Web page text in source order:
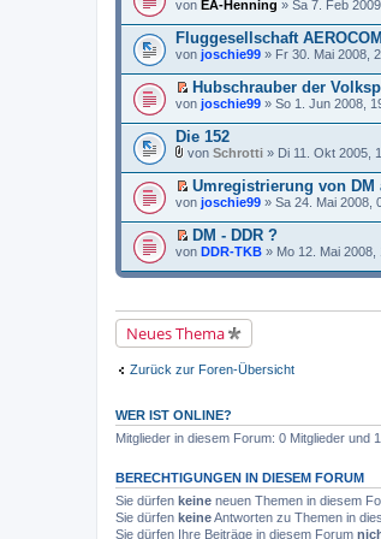
r
a
g
e
i
t
r
a
g
n
r
B
e
i
r
a
g
e
s
e
n
r
B
e
i
t
r
a
g
n
e
e
s
e
n
r
B
e
i
r
a
g
e
r
u
n
e
e
s
e
n
r
B
e
i
r
a
s
t
e
r
u
n
e
l
e
s
e
n
r
B
e
i
a
g
von EA-Henning » Sa 7. Feb
Fluggesellschaft
von joschie99 » Fr 30. Mai 2008,
E
s
t
e
r
u
n
e
e
s
e
r
B
i
a
g
Hubschrauber der
von joschie99 » So 1. Jun 2008,
Die 152
a
t
e
i
a
n
a
g
von Schrotti » Di 11. Okt 2005,
E
s
e
r
g
e
l
s
e
r
B
i
t
r
a
g
Umregistrierung von DM
von joschie99 » Sa 24. Mai 2008,
E
s
r
u
n
e
s
e
r
B
e
i
t
DM - DDR ?
von DDR-TKB » Mo 12. Mai 2008,
Neues Thema
Zurück zur Foren-Übersicht
WER IST ONLINE?
Mitglieder in diesem Forum: 0 Mitglieder und
BERECHTIGUNGEN IN DIESEM FORUM
Sie dürfen keine neuen Themen in diesem
Sie dürfen keineAntworten zu Themen in
Sie dürfen Ihre Beiträge in diesem Forum